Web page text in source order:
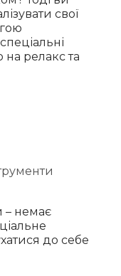
свої
на релакс та
– немає
до себе